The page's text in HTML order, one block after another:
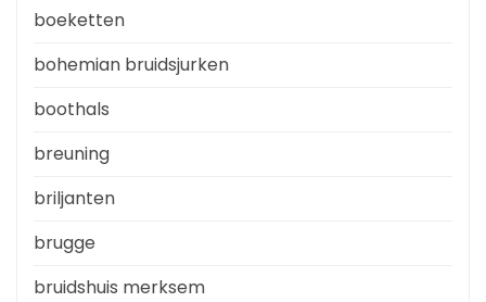
boeketten
bohemian bruidsjurken
boothals
breuning
briljanten
brugge
bruidshuis merksem